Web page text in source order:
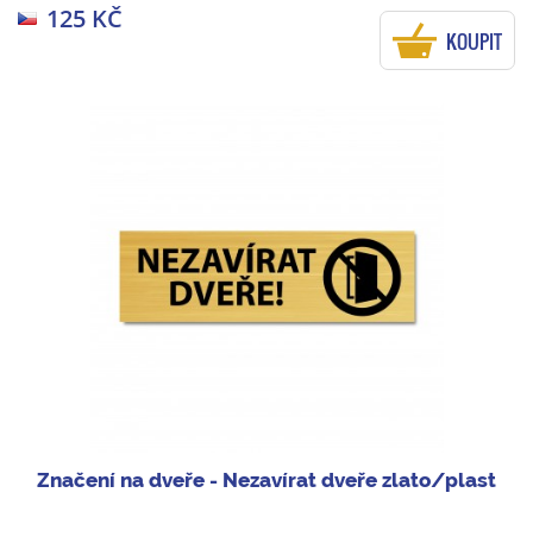
125 KČ
KOUPIT
Značení na dveře - Nezavírat dveře zlato/plast